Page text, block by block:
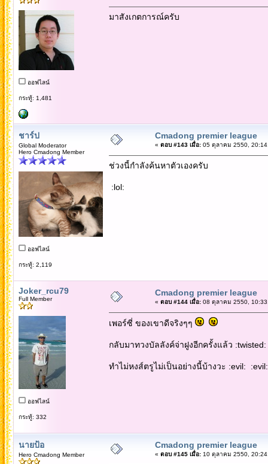
ออฟไลน์
กระทู้: 1,481
มาสังเกตการณ์ครับ
ชาร์ป
Global Moderator
Hero Cmadong Member
ออฟไลน์
กระทู้: 2,119
Cmadong premier league
« ตอบ #143 เมื่อ:05 ตุลาคม 2550,
ช่วงนี้กำลังค้นหาตัวเองครับ
:lol:
Joker_rcu79
Full Member
ออฟไลน์
กระทู้: 332
Cmadong premier league
« ตอบ #144 เมื่อ:08 ตุลาคม 2550,
เพอร์ซี่ ของเขาดีจริงๆๆ
กลับมาทวงบัลลังค์จ่าฝูงอีกครั้งแล้ว
ทำไม่หงส์ตรูไม่เป็นอย่างนี้บ้างวะ :evil: :evil:
นายป้อ
Hero Cmadong Member
Cmadong premier league
« ตอบ #145 เมื่อ:10 ตุลาคม 2550,